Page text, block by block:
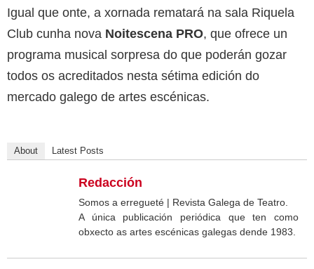
Igual que onte, a xornada rematará na sala Riquela
Club cunha nova Noitescena PRO, que ofrece un
programa musical sorpresa do que poderán gozar
todos os acreditados nesta sétima edición do
mercado galego de artes escénicas.
About Latest Posts
Redacción
Somos a erregueté | Revista Galega de Teatro.
A única publicación periódica que ten como
obxecto as artes escénicas galegas dende 1983.